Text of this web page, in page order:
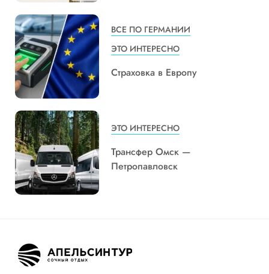
ВСЕ ПО ГЕРМАНИИ
ЭТО ИНТЕРЕСНО
Страховка в Европу
ЭТО ИНТЕРЕСНО
Трансфер Омск —
Петропавловск